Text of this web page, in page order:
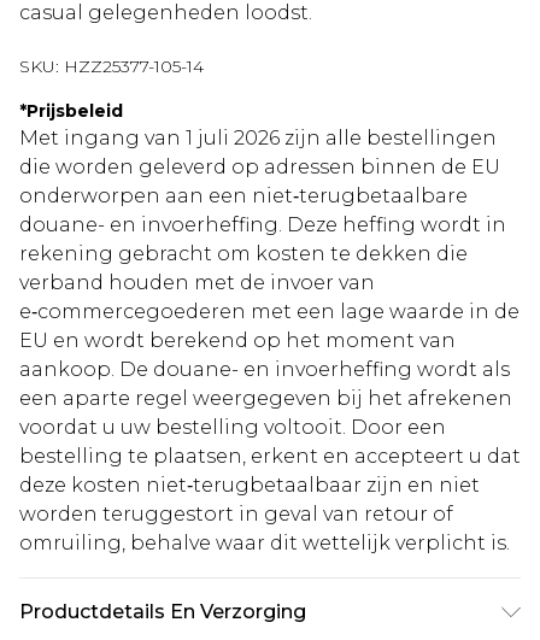
casual gelegenheden loodst.
SKU: HZZ25377-105-14
*Prijsbeleid
Met ingang van 1 juli 2026 zijn alle bestellingen
die worden geleverd op adressen binnen de EU
onderworpen aan een niet‑terugbetaalbare
douane- en invoerheffing. Deze heffing wordt in
rekening gebracht om kosten te dekken die
verband houden met de invoer van
e‑commercegoederen met een lage waarde in de
EU en wordt berekend op het moment van
aankoop. De douane- en invoerheffing wordt als
een aparte regel weergegeven bij het afrekenen
voordat u uw bestelling voltooit. Door een
bestelling te plaatsen, erkent en accepteert u dat
deze kosten niet‑terugbetaalbaar zijn en niet
worden teruggestort in geval van retour of
omruiling, behalve waar dit wettelijk verplicht is.
Productdetails En Verzorging